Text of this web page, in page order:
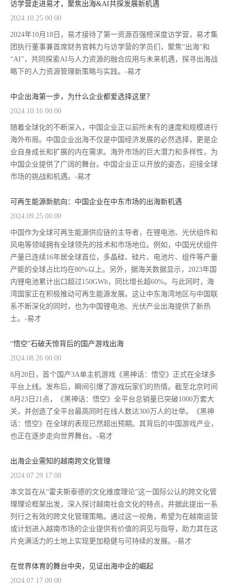
访学营走进易才，聚焦出海&AI共探发展新机遇
2024.10.25 00:00
2024年10月18日，易才接待了第一资源百强榜深度访学营，易才集
团执行董事兼首席财务官韩力与访学营的学员们，聚焦“出海”和
“AI”，共同探索AI与人力资源的融合应用与未来机遇，探寻出海战
略下的人力资源管理新策略与实践。-易才
中企出海第一步，为什么企业都爱选择这里？
2024.10.16 00:00
随着全球化的不断深入，中国企业正以前所未有的速度和规模进行
海外布局。中国企业出海不仅是中国经济发展的必然选择，更是企
业自身成长和扩展的内在需求。海外市场的巨大潜力和多样性，为
中国企业提供了广阔的舞台。中国企业正以开放的姿态，迎接全球
市场的挑战和机遇。-易才
可再生能源新航向：中国企业在中东市场的出海新机遇
2024.09.25 00:00
中国作为全球可再生能源供应链的主导者，在锂电池、光伏组件和
风电等领域拥有全球领先的技术和市场地位。例如，中国光伏组件
产量已连续16年居全球首位，多晶硅、硅片、电池片、组件等产量
产能的全球占比均在80%以上。另外，据海关数据显示，2023年国
内锂电池累计出口超过150GWh，同比增长超60%。与此同时，海
湾国家正在积极推动可再生能源发展。这让中东海湾地区与中国联
系不断深化的同时，也为中国锂电池、光伏产业出海提供了新热
土。-易才
“悟空”石破天惊背后的国产游戏出海
2024.08.26 00:00
8月20日，首个国产3A单主机游戏《黑神话：悟空》正式在全球多
平台上线。发布后，瞬间引爆了游戏玩家们的热情。截至北京时间
8月23日21点，《黑神话：悟空》全平台总销量已突破1000万套大
关，并创造了全平台最高同时在线人数达300万人的壮举。《黑神
话：悟空》在全球的表现已然超出预期。其背后的中国游戏产业，
也正在逐步走向世界舞台。-易才
出海企业需知的越南跨文化管理
2024.07.29 17:08
本文旨在从“霍夫斯泰德的文化维度理论”这一国际公认的跨文化管
理理论框架出发，深入探讨越南社会文化的特点，并据此提出一系
列行之有效的跨文化管理策略。通过这一视角，希望为在越南运营
或计划进入越南市场的企业提供有价值的洞见与指导，助力其在这
片充满活力的土地上实现更加稳健与可持续的发展。-易才
在世界体育的舞台中央，见证出海中企的崛起
2024.07.17 00:00